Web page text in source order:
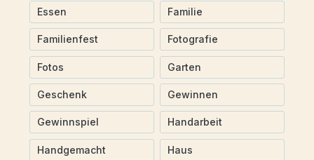
Essen Familie
Familienfest Fotografie
Fotos Garten
Geschenk Gewinnen
Gewinnspiel Handarbeit
Handgemacht Haus